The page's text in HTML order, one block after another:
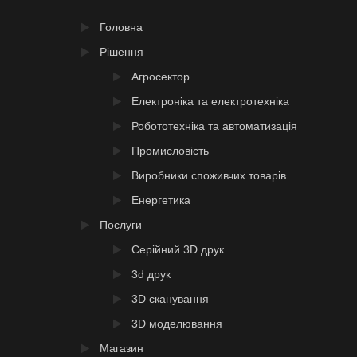
Головна
Рішення
Агросектор
Електроніка та електротехніка
Робототехніка та автоматизація
Промисловість
Виробники споживчих товарів
Енергетика
Послуги
Серійний 3D друк
3d друк
3D сканування
3D моделювання
Магазин